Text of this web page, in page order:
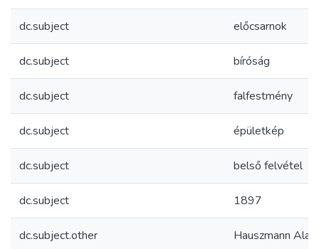
dc.subject előcsarnok
dc.subject bíróság
dc.subject falfestmény
dc.subject épületkép
dc.subject belső felvétel
dc.subject 1897
dc.subject.other Hauszmann